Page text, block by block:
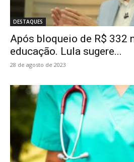
DESTAQUES
Após bloqueio de R$ 332
educação. Lula sugere...
28 de agosto de 2023